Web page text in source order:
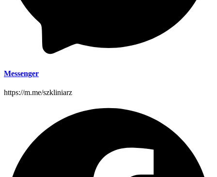
Messenger
https://m.me/szkliniarz